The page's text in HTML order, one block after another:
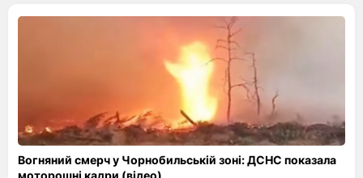
Вогняний смерч у Чорнобильській зоні: ДСНС показала
моторошні кадри (відео)